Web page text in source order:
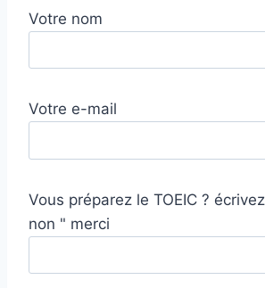
Votre nom
Votre e-mail
Vous préparez le TOEIC ?
non " merci